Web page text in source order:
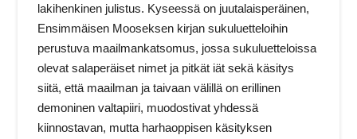
lakihenkinen julistus. Kyseessä on juutalaisperäinen,
Ensimmäisen Mooseksen kirjan sukuluetteloihin
perustuva maailmankatsomus, jossa sukuluetteloissa
olevat salaperäiset nimet ja pitkät iät sekä käsitys
siitä, että maailman ja taivaan välillä on erillinen
demoninen valtapiiri, muodostivat yhdessä
kiinnostavan, mutta harhaoppisen käsityksen